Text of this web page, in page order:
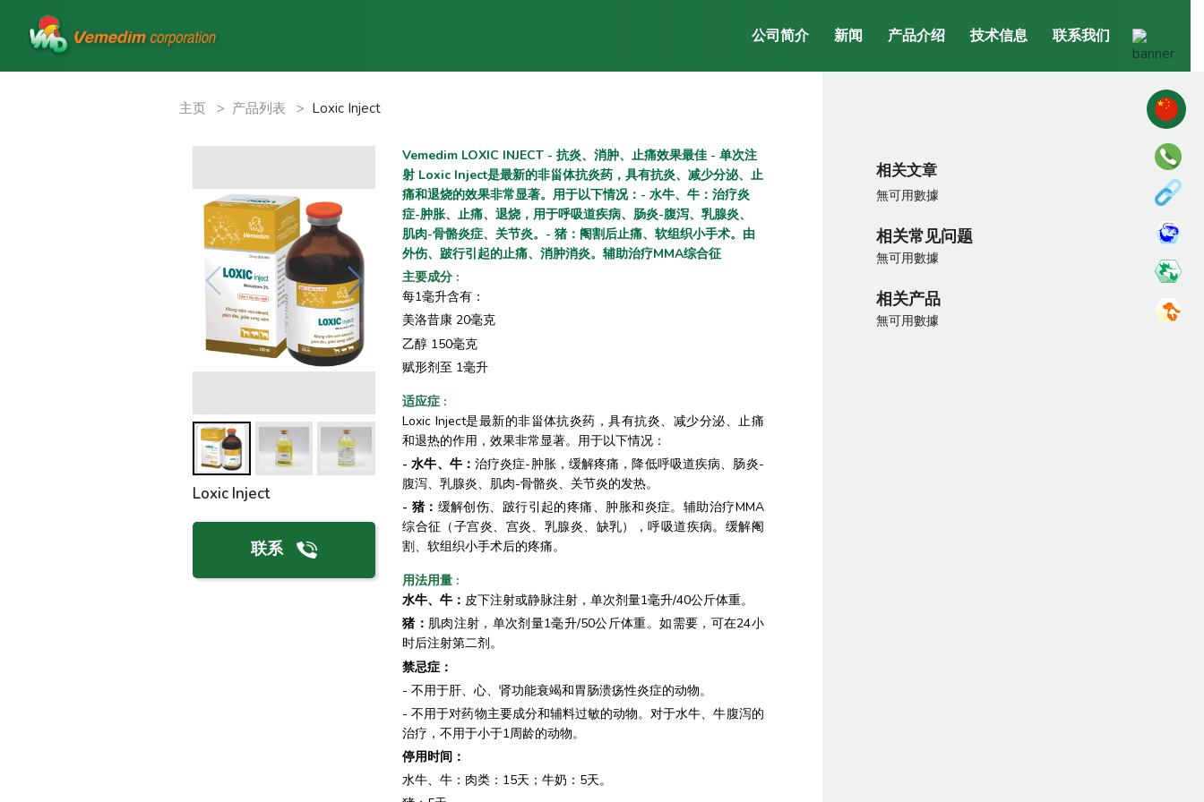
公司简介 新闻 产品介绍 技术信息 联系我们
主页 > 产品列表 > Loxic Inject
Loxic Inject
联系
Vemedim LOXIC INJECT - 抗炎、消肿、止痛效果最佳 - 单次注
射 Loxic Inject是最新的非甾体抗炎药，具有抗炎、减少分泌、止
痛和退烧的效果非常显著。用于以下情况：- 水牛、牛：治疗炎
症-肿胀、止痛、退烧，用于呼吸道疾病、肠炎-腹泻、乳腺炎、
肌肉-骨骼炎症、关节炎。- 猪：阉割后止痛、软组织小手术。由
外伤、跛行引起的止痛、消肿消炎。辅助治疗MMA综合征
主要成分 :
每1毫升含有：
美洛昔康 20毫克
乙醇 150毫克
赋形剂至 1毫升
适应症 :
Loxic Inject是最新的非甾体抗炎药，具有抗炎、减少分泌、止痛
和退热的作用，效果非常显著。用于以下情况：
- 水牛、牛： 治疗炎症-肿胀，缓解疼痛，降低呼吸道疾病、肠炎-
腹泻、乳腺炎、肌肉-骨骼炎、关节炎的发热。
- 猪： 缓解创伤、跛行引起的疼痛、肿胀和炎症。辅助治疗MMA
综合征（子宫炎、宫炎、乳腺炎、缺乳），呼吸道疾病。缓解阉
割、软组织小手术后的疼痛。
用法用量 :
水牛、牛：皮下注射或静脉注射，单次剂量1毫升/40公斤体重。
猪： 肌肉注射，单次剂量1毫升/50公斤体重。如需要，可在24小
时后注射第二剂。
禁忌症：
- 不用于肝、心、肾功能衰竭和胃肠溃疡性炎症的动物。
- 不用于对药物主要成分和辅料过敏的动物。对于水牛、牛腹泻的
治疗，不用于小于1周龄的动物。
停用时间：
水牛、牛：肉类：15天；牛奶：5天。
相关文章
無可用數據
相关常见问题
無可用數據
相关产品
無可用數據